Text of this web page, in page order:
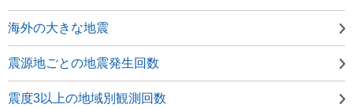
海外の大きな地震
震源地ごとの地震発生回数
震度3以上の地域別観測回数